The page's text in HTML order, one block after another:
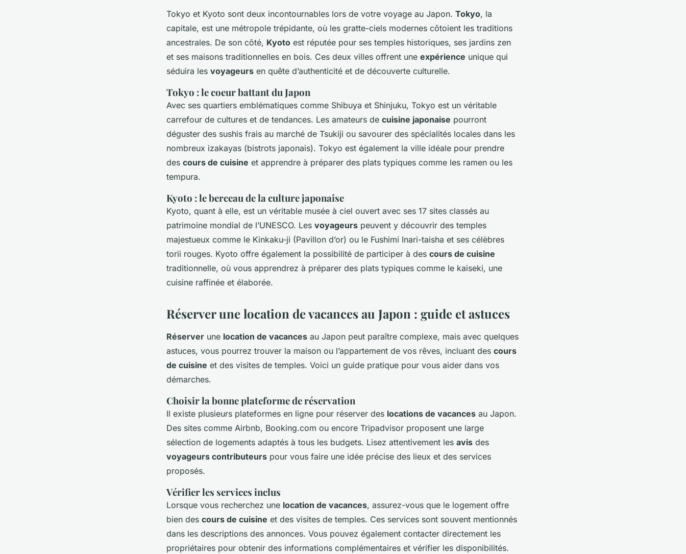
Tokyo et Kyoto sont deux incontournables lors de votre voyage au Japon. Tokyo, la
capitale, est une métropole trépidante, où les gratte-ciels modernes côtoient les traditions
ancestrales. De son côté, Kyoto est réputée pour ses temples historiques, ses jardins zen
et ses maisons traditionnelles en bois. Ces deux villes offrent une expérience unique qui
séduira les voyageurs en quête d’authenticité et de découverte culturelle.
Tokyo : le coeur battant du Japon
Avec ses quartiers emblématiques comme Shibuya et Shinjuku, Tokyo est un véritable
carrefour de cultures et de tendances. Les amateurs de cuisine japonaise pourront
déguster des sushis frais au marché de Tsukiji ou savourer des spécialités locales dans les
nombreux izakayas (bistrots japonais). Tokyo est également la ville idéale pour prendre
des cours de cuisine et apprendre à préparer des plats typiques comme les ramen ou les
tempura.
Kyoto : le berceau de la culture japonaise
Kyoto, quant à elle, est un véritable musée à ciel ouvert avec ses 17 sites classés au
patrimoine mondial de l’UNESCO. Les voyageurs peuvent y découvrir des temples
majestueux comme le Kinkaku-ji (Pavillon d’or) ou le Fushimi Inari-taisha et ses célèbres
torii rouges. Kyoto offre également la possibilité de participer à des cours de cuisine
traditionnelle, où vous apprendrez à préparer des plats typiques comme le kaiseki, une
cuisine raffinée et élaborée.
Réserver une location de vacances au Japon : guide et astuces
Réserver une location de vacances au Japon peut paraître complexe, mais avec quelques
astuces, vous pourrez trouver la maison ou l’appartement de vos rêves, incluant des cours
de cuisine et des visites de temples. Voici un guide pratique pour vous aider dans vos
démarches.
Choisir la bonne plateforme de réservation
Il existe plusieurs plateformes en ligne pour réserver des locations de vacances au Japon.
Des sites comme Airbnb, Booking.com ou encore Tripadvisor proposent une large
sélection de logements adaptés à tous les budgets. Lisez attentivement les avis des
voyageurs contributeurs pour vous faire une idée précise des lieux et des services
proposés.
Vérifier les services inclus
Lorsque vous recherchez une location de vacances, assurez-vous que le logement offre
bien des cours de cuisine et des visites de temples. Ces services sont souvent mentionnés
dans les descriptions des annonces. Vous pouvez également contacter directement les
propriétaires pour obtenir des informations complémentaires et vérifier les disponibilités.